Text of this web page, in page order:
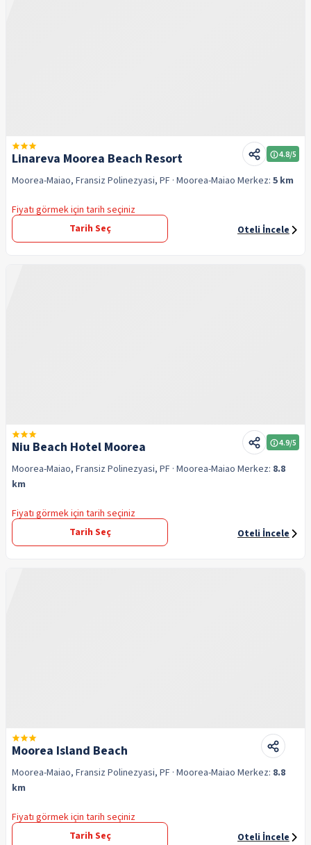
Linareva Moorea Beach Resort 4.8/5
Moorea-Maiao, Fransiz Polinezyasi, PF · Moorea-Maiao Merkez: 5 km
Fiyatı görmek için tarih seçiniz
Tarih Seç
Oteli İncele
Niu Beach Hotel Moorea 4.9/5
Moorea-Maiao, Fransiz Polinezyasi, PF · Moorea-Maiao Merkez: 8.8
km
Fiyatı görmek için tarih seçiniz
Tarih Seç
Oteli İncele
Moorea Island Beach
Moorea-Maiao, Fransiz Polinezyasi, PF · Moorea-Maiao Merkez: 8.8
km
Fiyatı görmek için tarih seçiniz
Tarih Seç
Oteli İncele